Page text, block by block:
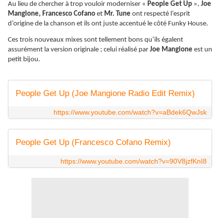
Au lieu de chercher à trop vouloir moderniser « People Get Up », Joe
Mangione, Francesco Cofano et Mr. Tune ont respecté l’esprit
d’origine de la chanson et ils ont juste accentué le côté Funky House.
Ces trois nouveaux mixes sont tellement bons qu’ils égalent
assurément la version originale ; celui réalisé par Joe Mangione est un
petit bijou.
People Get Up (Joe Mangione Radio Edit Remix)
https://www.youtube.com/watch?v=aBdek6QwJsk
People Get Up (Francesco Cofano Remix)
https://www.youtube.com/watch?v=90V8jzfKnI8